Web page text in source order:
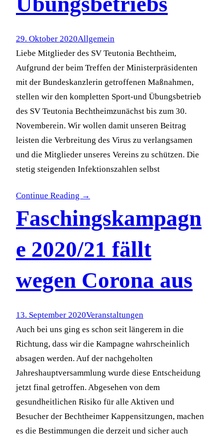
29. Oktober 2020Allgemein
Liebe Mitglieder des SV Teutonia Bechtheim,
Aufgrund der beim Treffen der Ministerpräsidenten
mit der Bundeskanzlerin getroffenen Maßnahmen,
stellen wir den kompletten Sport-und Übungsbetrieb
des SV Teutonia Bechtheimzunächst bis zum 30.
Novemberein. Wir wollen damit unseren Beitrag
leisten die Verbreitung des Virus zu verlangsamen
und die Mitglieder unseres Vereins zu schützen. Die
stetig steigenden Infektionszahlen selbst
Continue Reading →
Faschingskampagn
e 2020/21 fällt
wegen Corona aus
13. September 2020Veranstaltungen
Auch bei uns ging es schon seit längerem in die
Richtung, dass wir die Kampagne wahrscheinlich
absagen werden. Auf der nachgeholten
Jahreshauptversammlung wurde diese Entscheidung
jetzt final getroffen. Abgesehen von dem
gesundheitlichen Risiko für alle Aktiven und
Besucher der Bechtheimer Kappensitzungen, machen
es die Bestimmungen die derzeit und sicher auch